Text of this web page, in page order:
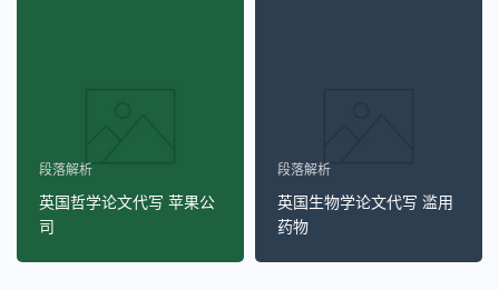
段落解析
英国哲学论文代写 苹果公
司
段落解析
英国生物学论文代写 滥用
药物